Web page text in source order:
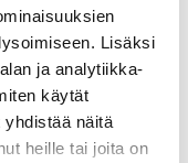
Lisäksi
ja analytiikka-
käytät
näitä
heille tai joita on
0°